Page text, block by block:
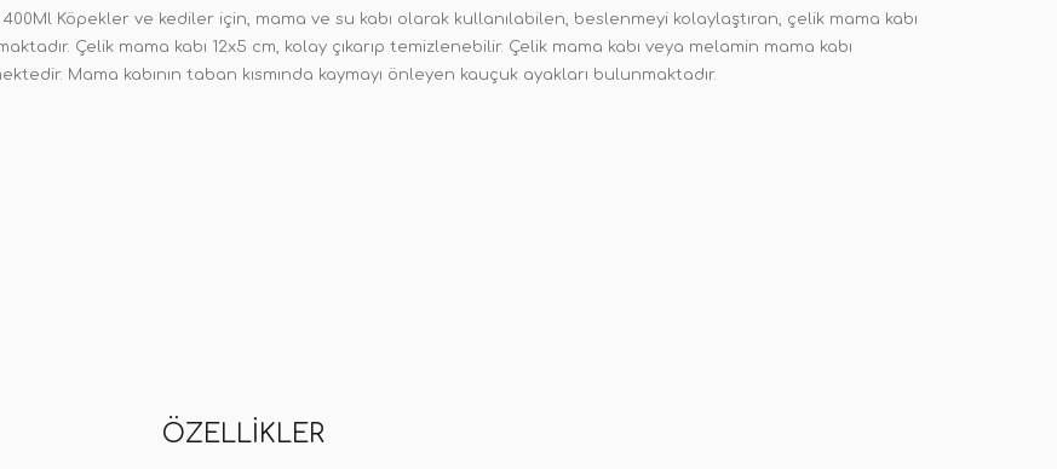
Köpekler ve kediler için, mama ve su kabı olarak kullanılabilen, beslenmeyi kolaylaştıran, çelik mama kabı
Çelik mama kabı 12x5 cm, kolay çıkarıp temizlenebilir. Çelik mama kabı veya melamin mama kabı
Mama kabının taban kısmında kaymayı önleyen kauçuk ayakları bulunmaktadır.
ÖZELLIKLER